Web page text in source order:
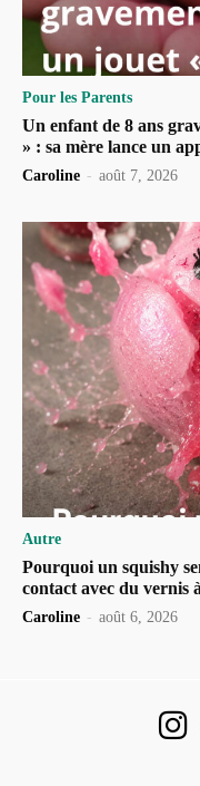
Pour les Parents
Un enfant de 8 ans
» : sa mère lance un
Caroline - août 7, 2026
Autre
Pourquoi un squishy
contact avec du vernis
Caroline - août 6, 2026